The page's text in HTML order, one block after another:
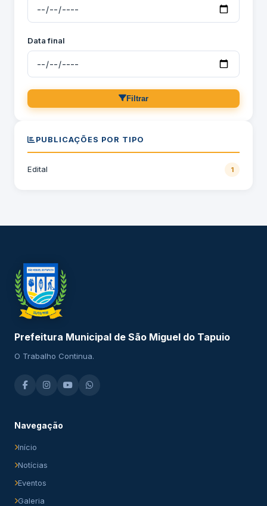
Data final
Filtrar
PUBLICAÇÕES POR TIPO
Edital 1
Prefeitura Municipal de São Miguel do Tapuio
O Trabalho Continua.
Navegação
Início
Notícias
Eventos
Galeria